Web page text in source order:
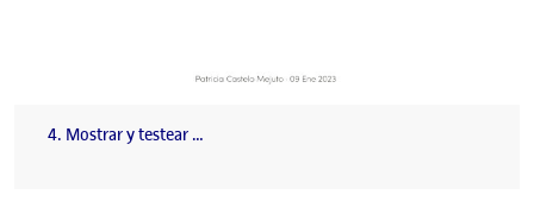
4. Mostrar y testear …